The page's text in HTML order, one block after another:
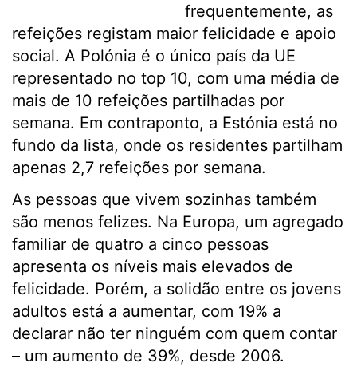
frequentemente, as
refeições registam maior felicidade e apoio
social. A Polónia é o único país da UE
representado no top 10, com uma média de
mais de 10 refeições partilhadas por
semana. Em contraponto, a Estónia está no
fundo da lista, onde os residentes partilham
apenas 2,7 refeições por semana.
As pessoas que vivem sozinhas também
são menos felizes. Na Europa, um agregado
familiar de quatro a cinco pessoas
apresenta os níveis mais elevados de
felicidade. Porém, a solidão entre os jovens
adultos está a aumentar, com 19% a
declarar não ter ninguém com quem contar
– um aumento de 39%, desde 2006.